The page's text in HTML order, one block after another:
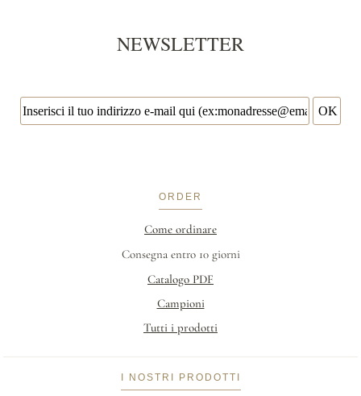
NEWSLETTER
ORDER
Come ordinare
Consegna entro 10 giorni
Catalogo PDF
Campioni
Tutti i prodotti
I NOSTRI PRODOTTI